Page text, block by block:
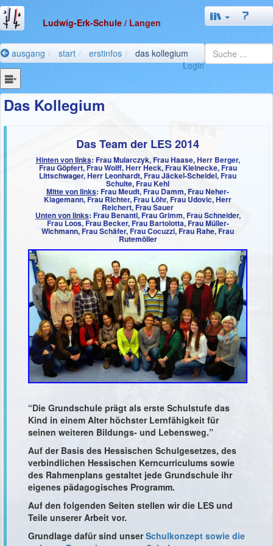
Ludwig-Erk-Schule / Langen
ausgang start erstinfos
das kollegium
Login
Das Kollegium
Das Team der LES 2014
Hinten von links: Frau Mularczyk, Frau Haase, Herr Berger,
Frau Göpfert, Frau Wolff, Herr Heck, Frau Kleinecke, Frau
Littschwager, Herr Leonhardt, Frau Jäckel-Scheidel, Frau
Schulte, Frau Kehl
Mitte von links: Frau Meudt, Frau Damm, Frau Neher-
Klagemann, Frau Richter, Frau Löhr, Frau Udovic, Herr
Reichert, Frau Sauer
Unten von links: Frau Benanti, Frau Grimm, Frau Schneider,
Frau Loos, Frau Becker, Frau Bartolotta, Frau Müller-
Wichmann, Frau Schäfer, Frau Cocuzzi, Frau Rahe, Frau
Rutemöller
“Die Grundschule prägt als erste Schulstufe das
Kind in einem Alter höchster Lernfähigkeit für
seinen weiteren Bildungs- und Lebensweg.”
Auf der Basis des Hessischen Schulgesetzes, des
verbindlichen Hessischen Kerncurriculums sowie
des Rahmenplans gestaltet jede Grundschule ihr
eigenes pädagogisches Programm.
Auf den folgenden Seiten stellen wir die LES und
Teile unserer Arbeit vor.
Grundlage dafür sind unserSchulkonzept sowie die